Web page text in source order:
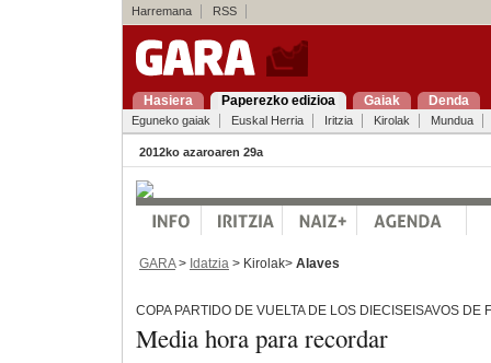
Harremana RSS
Hasiera Paperezko edizioa Gaiak Denda
Eguneko gaiak Euskal Herria Iritzia Kirolak Mundua
2012ko azaroaren 29a
GARA> Idatzia > Kirolak> Alaves
COPA PARTIDO DE VUELTA DE LOS DIECISEISAVOS DE
Media hora para recordar